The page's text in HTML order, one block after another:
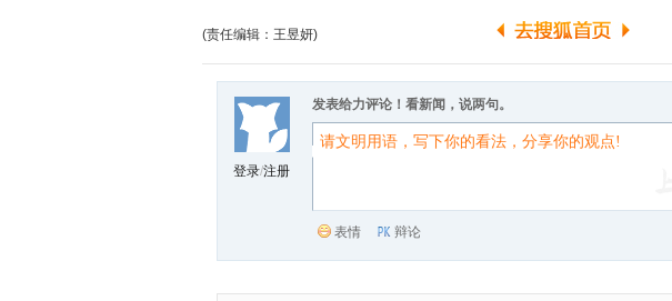
(责任编辑：王昱妍)
登录/注册
发表给力评论！看新闻，说两句。
表情 辩论